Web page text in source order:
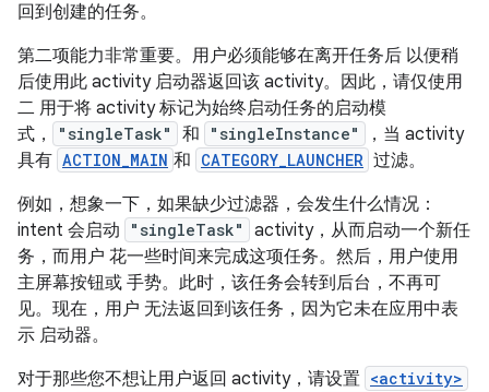
回到创建的任务。
第二项能力非常重要。用户必须能够在离开任务后 以便稍
后使用此 activity 启动器返回该 activity。因此，请仅使用
二 用于将 activity 标记为始终启动任务的启动模
式，
"singleTask" 和 "singleInstance"
，当 activity
具有 ACTION_MAIN 和 CATEGORY_LAUNCHER 过滤。
例如，想象一下，如果缺少过滤器，会发生什么情况：
intent 会启动
"singleTask"
activity，从而启动一个新任
务，而用户 花一些时间来完成这项任务。然后，用户使用
主屏幕按钮或 手势。此时，该任务会转到后台，不再可
见。现在，用户 无法返回到该任务，因为它未在应用中表
示 启动器。
对于那些您不想让用户返回 activity，请设置 <activity>